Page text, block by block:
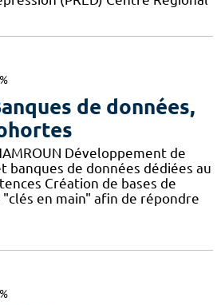
de données,
Développement de
banques de données dédiées au
Création de bases de
en main" afin de répondre